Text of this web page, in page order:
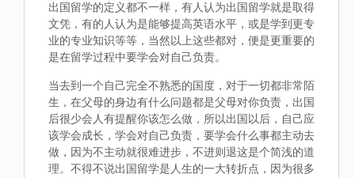
出国留学的定义都不一样，有人认为出国留学就是取得
文凭，有的人认为是能够提高英语水平，或是学到更专
业的专业知识等等，当然以上这些都对，便是更重要的
是在留学过程中要学会对自己负责。
当去到一个自己完全不熟悉的国度，对于一切都非常陌
生，在父母的身边有什么问题都是父母对你负责，出国
后很少会人有提醒你该怎么做，所以出国以后，自己应
该学会成长，学会对自己负责，要学会什么事都主动去
做，因为不主动就很难进步，不进则退这是个简浅的道
理。不得不说出国留学是人生的一大转折点，因为很多